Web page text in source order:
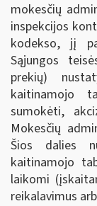
mokesčių
inspekcijos
kodekso, jį
Sąjungos
prekių)
kaitinamojo
sumokėti,
Mokesčių
Šios dalies
kaitinamojo
laikomi
reikalavimus